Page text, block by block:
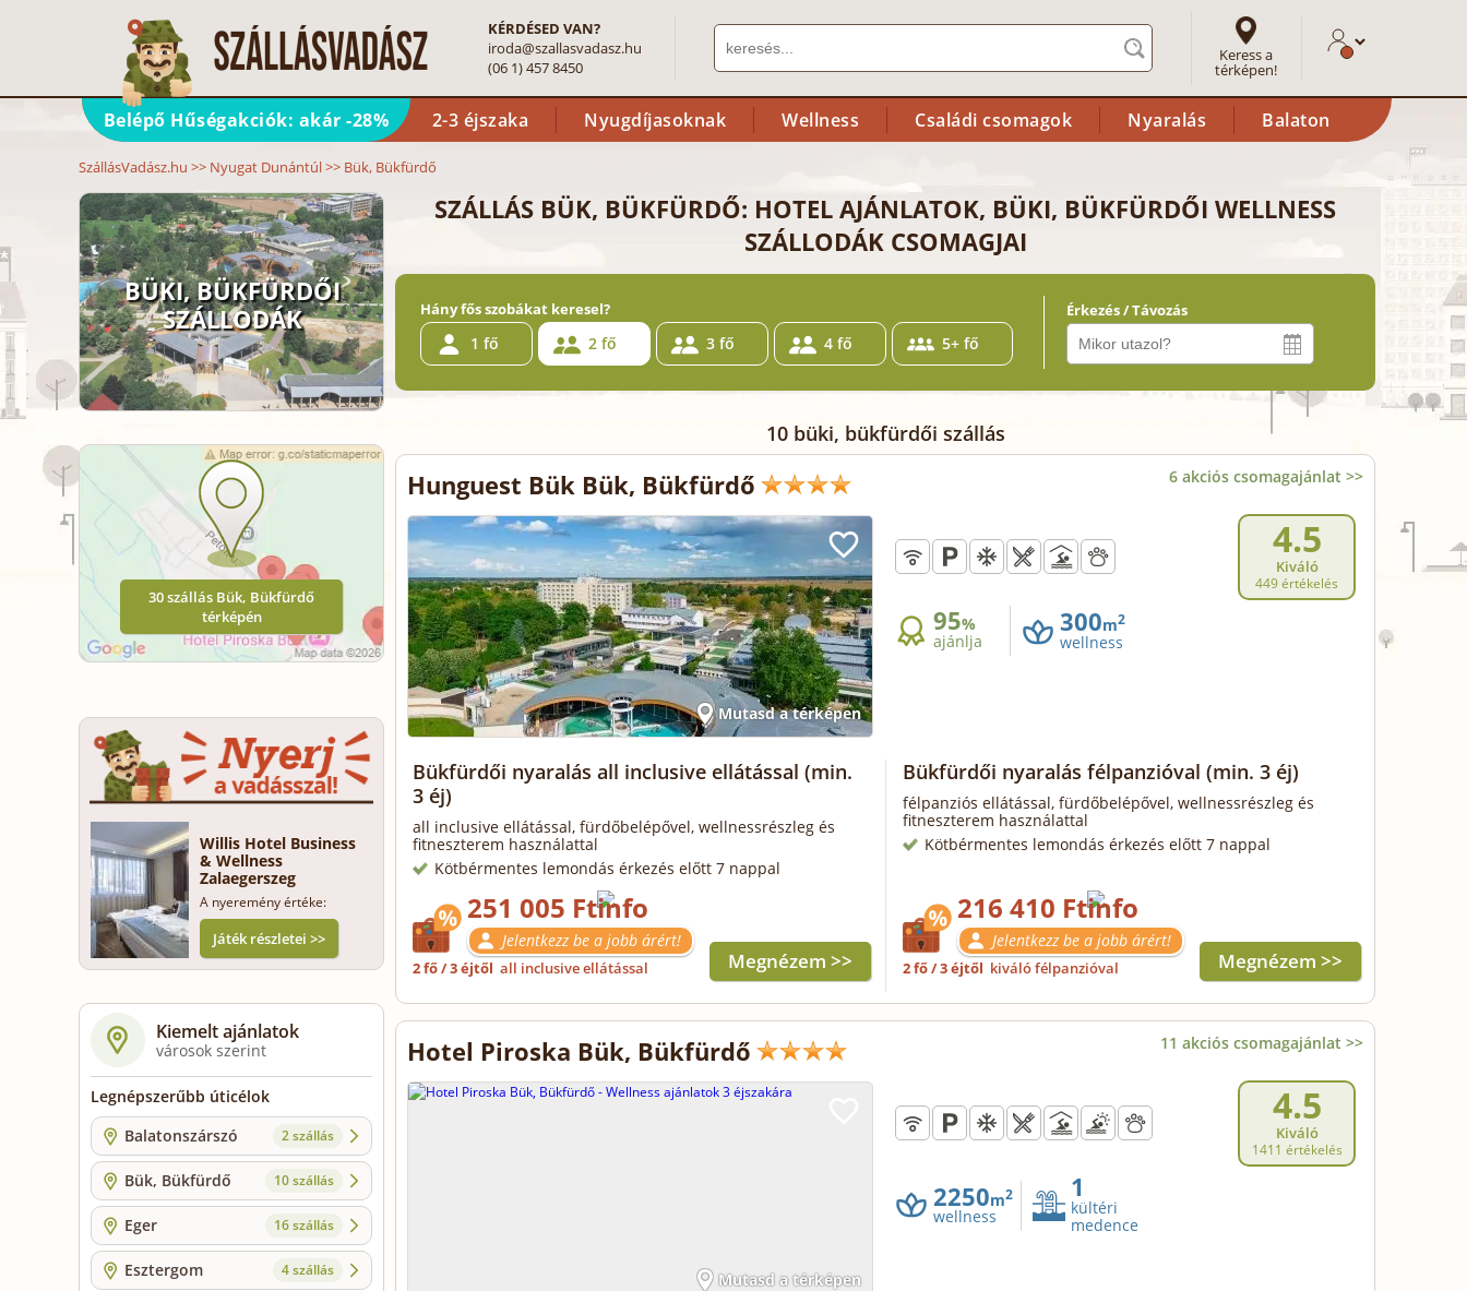
KÉRDÉSED VAN?
iroda@szallasvadasz.hu
(06 1) 457 8450
Keress a
térképen!
Belépő Hűségakciók: akár -28% 2-3 éjszaka Nyugdíjasoknak Wellness Családi csomagok Nyaralás Balaton
SzállásVadász.hu >> Nyugat Dunántúl>> Bük, Bükfürdő
BÜKI, BÜKFÜRDŐI
SZÁLLODÁK
30 szállás Bük, Bükfürdő
térképén
Willis Hotel Business
& Wellness
Zalaegerszeg
A nyeremény értéke:
Játék részletei >>
Kiemelt ajánlatok
városok szerint
Legnépszerűbb úticélok
Balatonszárszó
2 szállás
Bük, Bükfürdő 10 szállás
Eger 16 szállás
Esztergom 4 szállás
SZÁLLÁS BÜK, BÜKFÜRDŐ: HOTEL AJÁNLATOK, BÜKI, BÜKFÜRDŐI WELLNESS
SZÁLLODÁK CSOMAGJAI
Hány fős szobákat keresel?
1 fő 2 fő 3 fő 4 fő 5+ fő
Érkezés / Távozás
10 büki, bükfürdői szállás
Hunguest Bük Bük, Bükfürdő 6 akciós csomagajánlat >>
Mutasd a térképen
4.5
Kiváló
449 értékelés
95%
ajánlja
300m2
wellness
Bükfürdői nyaralás all inclusive ellátással (min.
3 éj)
all inclusive ellátással, fürdőbelépővel, wellnessrészleg és
fitneszterem használattal
Kötbérmentes lemondás érkezés előtt 7 nappal
251 005 Ft
Jelentkezz be a jobb árért!
2 fő / 3 éjtől all inclusive ellátással Megnézem >>
Bükfürdői nyaralás félpanzióval (min. 3 éj)
félpanziós ellátással, fürdőbelépővel, wellnessrészleg és
fitneszterem használattal
Kötbérmentes lemondás érkezés előtt 7 nappal
216 410 Ft
Jelentkezz be a jobb árért!
2 fő / 3 éjtől kiváló félpanzióval Megnézem >>
Hotel Piroska Bük, Bükfürdő 11 akciós csomagajánlat >>
Mutasd a térképen
4.5
Kiváló
1411 értékelés
2250m2
wellness
1
kültéri
medence